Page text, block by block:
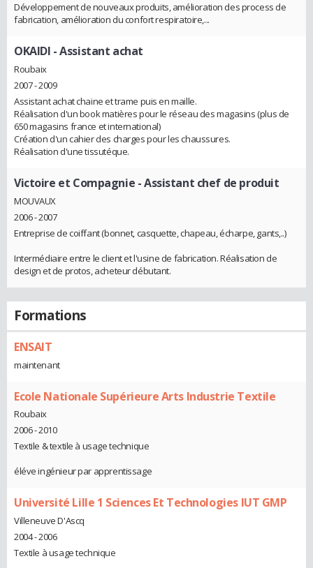
Développement de nouveaux produits, amélioration des process de
fabrication, amélioration du confort respiratoire,...
OKAIDI - Assistant achat
Roubaix
2007 - 2009
Assistant achat chaine et trame puis en maille.
Réalisation d'un book matières pour le réseau des magasins (plus de
650 magasins france et international)
Création d'un cahier des charges pour les chaussures.
Réalisation d'une tissutéque.
Victoire et Compagnie - Assistant chef de produit
MOUVAUX
2006 - 2007
Entreprise de coiffant (bonnet, casquette, chapeau, écharpe, gants,..)
Intermédiaire entre le client et l'usine de fabrication. Réalisation de
design et de protos, acheteur débutant.
Formations
ENSAIT
maintenant
Ecole Nationale Supérieure Arts Industrie Textile
Roubaix
2006 - 2010
Textile & textile à usage technique
éléve ingénieur par apprentissage
Université Lille 1 Sciences Et Technologies IUT GMP
Villeneuve D'Ascq
2004 - 2006
Textile à usage technique